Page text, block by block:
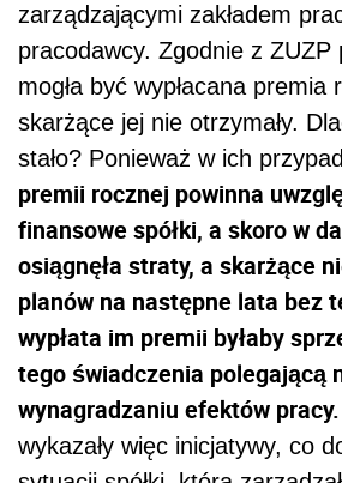
zarządzającymi zakładem
pracodawcy. Zgodnie z ZUZP
mogła być wypłacana premia
skarżące jej nie otrzymały.
stało? Ponieważ w ich
premii rocznej powinna
finansowe spółki, a skoro w
osiągnęła straty, a skarżące
planów na następne lata bez
wypłata im premii byłaby
tego świadczenia polegającą
wynagradzaniu efektów pracy.
wykazały więc inicjatywy, co